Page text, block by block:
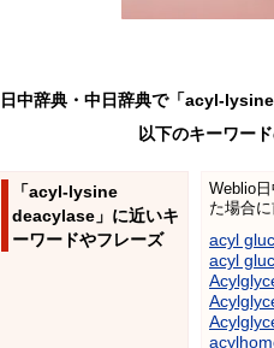
日中辞典・中日辞典で「acyl-
以下のキーワー
「acyl-lysine
deacylase」に近いキ
ーワードやフレーズ
Weblio
た場合
acyl
acyl